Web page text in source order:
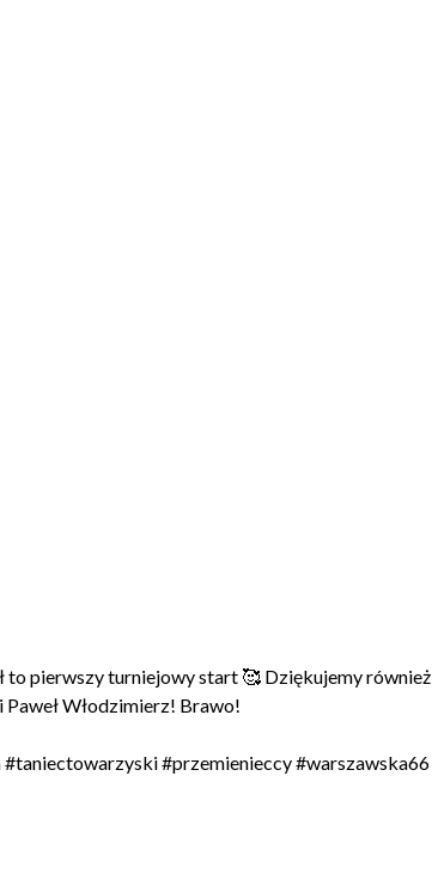
pierwszy turniejowy start 🥰 Dziękujemy również
Włodzimierz! Brawo!
#przemienieccy #warszawska66